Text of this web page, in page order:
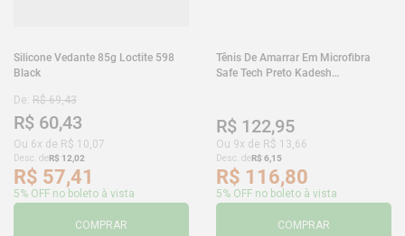
Silicone Vedante 85g Loctite 598
Black
De: R$ 69,43
R$ 60,43
Ou 6x de R$ 10,07
Desc. deR$ 12,02
R$ 57,41
5% OFF no boleto à vista
COMPRAR
Tênis De Amarrar Em Microfibra
Safe Tech Preto Kadesh
R$ 122,95
Ou 9x de R$ 13,66
Desc. deR$ 6,15
R$ 116,80
5% OFF no boleto à vista
COMPRAR